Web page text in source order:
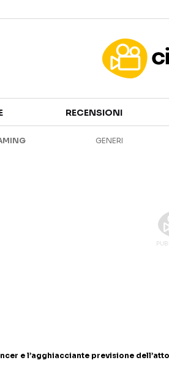
RECENSIONI
GENERI
e l’agghiacciante previsione